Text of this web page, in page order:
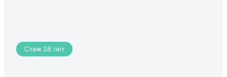
Стаж 18 лет